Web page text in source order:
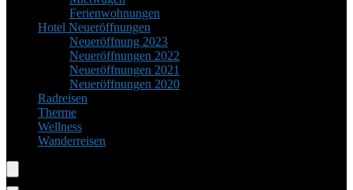
Ferienwohnungen
Hotel Neueröffnungen
Neueröffnung 2023
Neueröffnungen 2022
Neueröffnungen 2021
Neueröffnungen 2020
Radreisen
Therme
Wellness
Wanderreisen